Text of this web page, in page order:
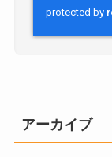
アーカイブ